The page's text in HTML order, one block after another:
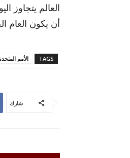
أن يكون العام
TAGS الأمم
شارك